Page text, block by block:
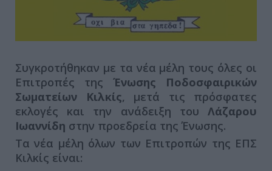
Συγκροτήθηκαν με τα νέα μέλη τους όλες οι
Επιτροπές της Ένωσης Ποδοσφαιρικών
Σωματείων Κιλκίς, μετά τις πρόσφατες
εκλογές και την ανάδειξη του Λάζαρου
Ιωαννίδη στην προεδρεία της Ένωσης.
Τα νέα μέλη όλων των Επιτροπών της ΕΠΣ
Κιλκίς είναι: